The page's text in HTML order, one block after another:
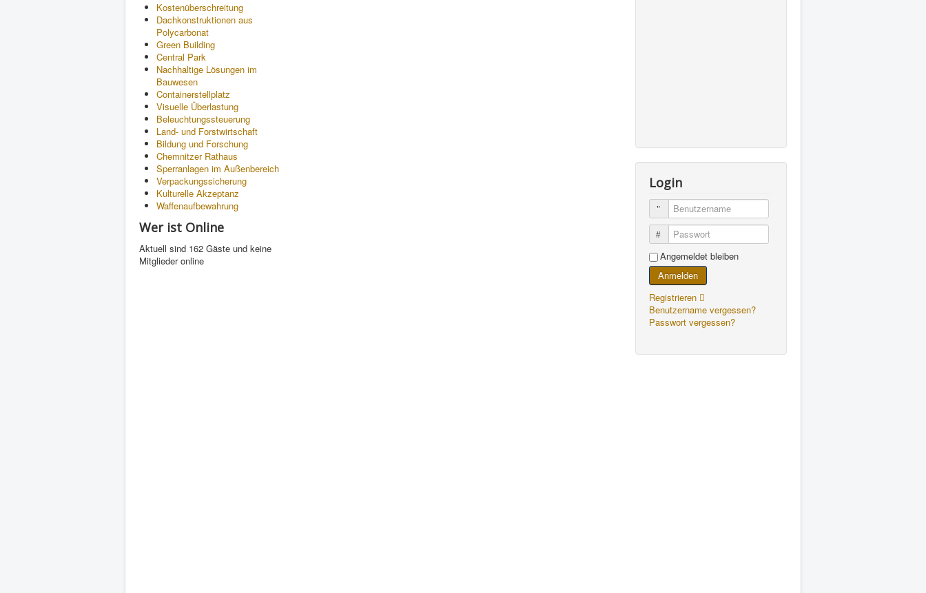
Kostenüberschreitung
Dachkonstruktionen aus
Polycarbonat
Green Building
Central Park
Nachhaltige Lösungen im
Bauwesen
Containerstellplatz
Visuelle Überlastung
Beleuchtungssteuerung
Land- und Forstwirtschaft
Bildung und Forschung
Chemnitzer Rathaus
Sperranlagen im Außenbereich
Verpackungssicherung
Kulturelle Akzeptanz
Waffenaufbewahrung
Wer ist Online
Aktuell sind 162 Gäste und keine
Mitglieder online
Login
Benutzername
Passwort
Angemeldet bleiben
Anmelden
Registrieren
Benutzername vergessen?
Passwort vergessen?